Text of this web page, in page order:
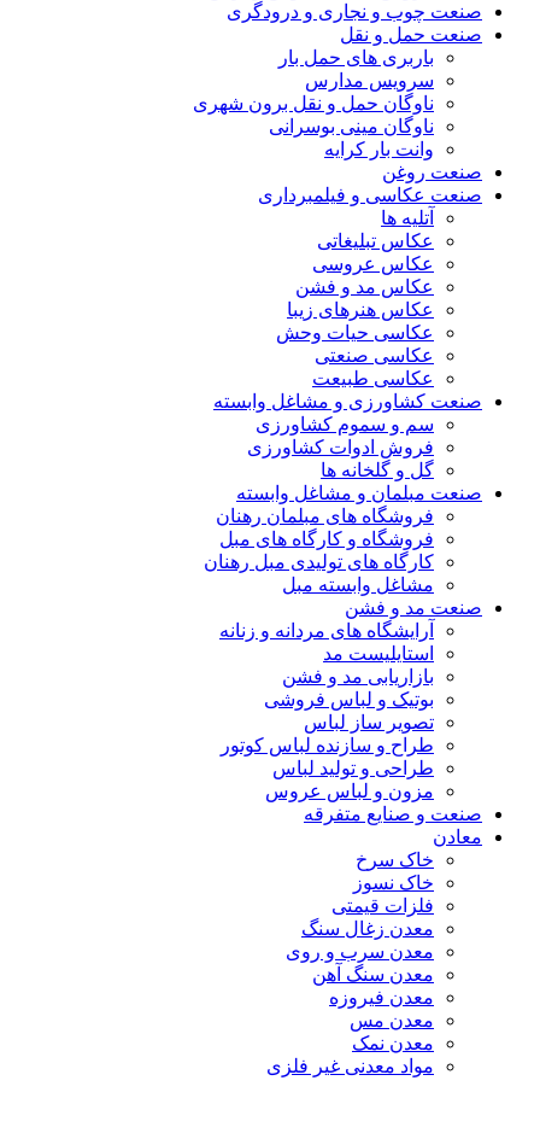
صنعت چوب و نجاری و درودگری
صنعت حمل و نقل
باربری های حمل بار
سرویس مدارس
ناوگان حمل و نقل برون شهری
ناوگان مینی بوسرانی
وانت بار کرایه
صنعت روغن
صنعت عکاسی و فیلمبرداری
آتلیه ها
عکاس تبلیغاتی
عکاس عروسی
عکاس مد و فشن
عکاس هنرهای زیبا
عکاسی حیات وحش
عکاسی صنعتی
عکاسی طبیعت
صنعت کشاورزی و مشاغل وابسته
سم و سموم کشاورزی
فروش ادوات کشاورزی
گل و گلخانه ها
صنعت مبلمان و مشاغل وابسته
فروشگاه های مبلمان رهنان
فروشگاه و کارگاه های مبل
کارگاه های تولیدی مبل رهنان
مشاغل وابسته مبل
صنعت مد و فشن
آرایشگاه های مردانه و زنانه
استایلیست مد
بازاریابی مد و فشن
بوتیک و لباس فروشی
تصویر ساز لباس
طراح و سازنده لباس کوتور
طراحی و تولید لباس
مزون و لباس عروس
صنعت و صنایع متفرقه
معادن
خاک سرخ
خاک نسوز
فلزات قیمتی
معدن زغال سنگ
معدن سرب و روی
معدن سنگ آهن
معدن فیروزه
معدن مس
معدن نمک
مواد معدنی غیر فلزی